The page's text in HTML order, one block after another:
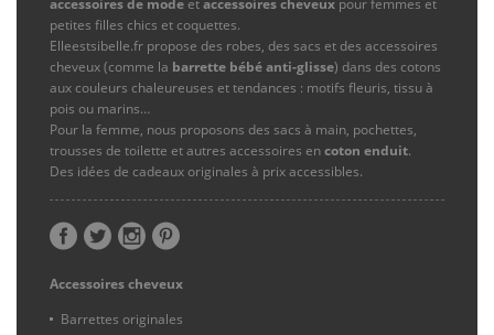
accessoires de mode etaccessoires cheveux pour femmes et
petites filles chics et coquettes.
Elleestsibelle.fr propose des robes, des sacs et des accessoires
cheveux (comme la barrette bébé anti-glisse) dans des cotons
aux couleurs chaleureuses et tendances : motifs fleuris, tissu à
pois ou marins…
Pour la femme, nous proposons des sacs à main, pochettes,
trousses de toilette et autres accessoires encoton enduit.
Des idées de cadeaux originales à prix accessibles.
Accessoires cheveux
Barrettes originales